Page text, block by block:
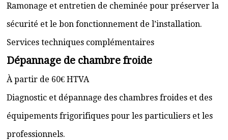
Ramonage et entretien de cheminée pour préserver la
sécurité et le bon fonctionnement de l’installation.
Services techniques complémentaires
Dépannage de chambre froide
À partir de 60€ HTVA
Diagnostic et dépannage des chambres froides et des
équipements frigorifiques pour les particuliers et les
professionnels.